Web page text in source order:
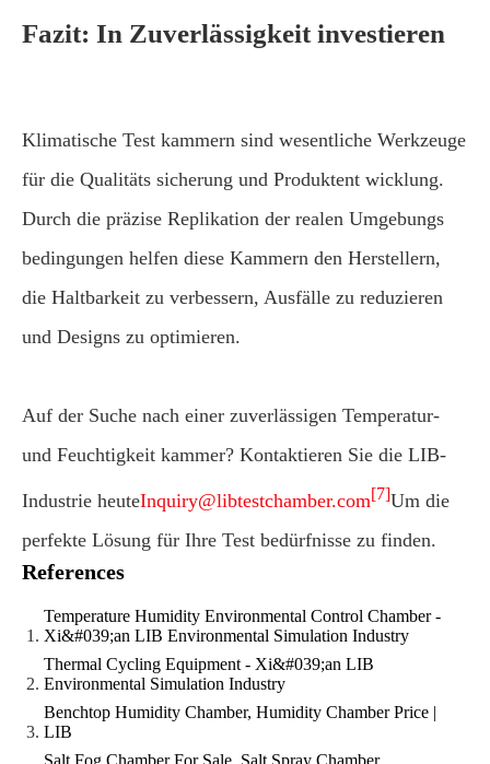
Fazit: In Zuverlässigkeit investieren
Klimatische Test kammern sind wesentliche Werkzeuge
für die Qualitäts sicherung und Produktent wicklung.
Durch die präzise Replikation der realen Umgebungs
bedingungen helfen diese Kammern den Herstellern,
die Haltbarkeit zu verbessern, Ausfälle zu reduzieren
und Designs zu optimieren.
Auf der Suche nach einer zuverlässigen Temperatur-
und Feuchtigkeit kammer? Kontaktieren Sie die LIB-
Industrie heuteInquiry@libtestchamber.com[7]Um die
perfekte Lösung für Ihre Test bedürfnisse zu finden.
References
Temperature Humidity Environmental Control Chamber -
Xi&#039;an LIB Environmental Simulation Industry
Thermal Cycling Equipment - Xi&#039;an LIB
Environmental Simulation Industry
Benchtop Humidity Chamber, Humidity Chamber Price |
LIB
Salt Fog Chamber For Sale, Salt Spray Chamber